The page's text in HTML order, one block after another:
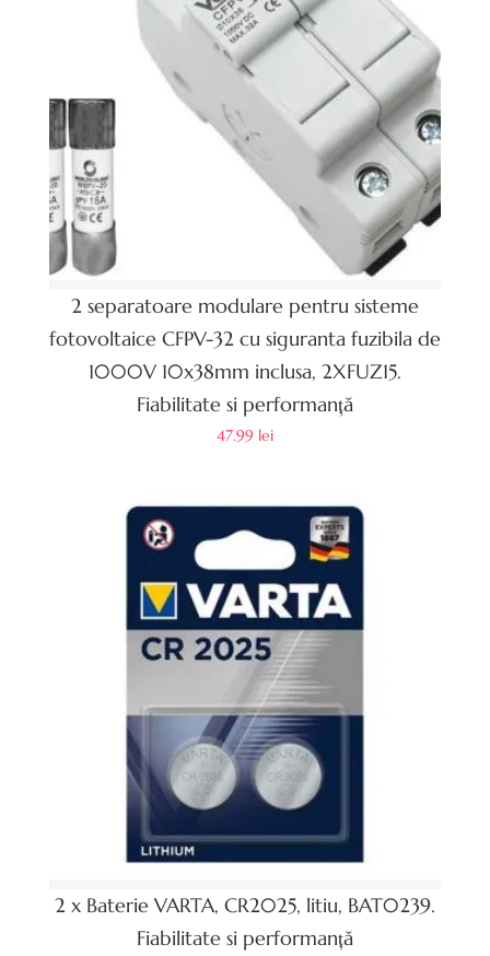
2 separatoare modulare pentru sisteme
fotovoltaice CFPV-32 cu siguranta fuzibila de
1000V 10x38mm inclusa, 2XFUZ15.
Fiabilitate si performanță
47.99 lei
2 x Baterie VARTA, CR2025, litiu, BAT0239.
Fiabilitate si performanță